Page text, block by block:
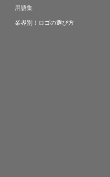
用語集
業界別！ロゴの選び方